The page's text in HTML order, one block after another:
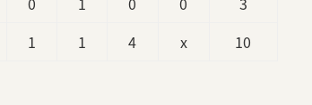
1 1 4 x 10